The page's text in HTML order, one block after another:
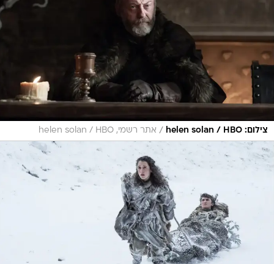
צילום: helen solan / HBO / אתר רשמי, helen solan / HBO